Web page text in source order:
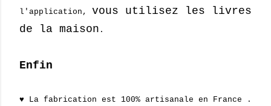
l'application, vous utilisez les livres
de la maison .
Enfin
♥ La fabrication est 100% artisanale en France .